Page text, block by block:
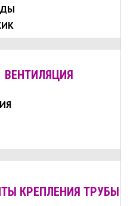
ВЕНТИЛЯЦИЯ
КРЕПЛЕНИЯ ТРУБЫ